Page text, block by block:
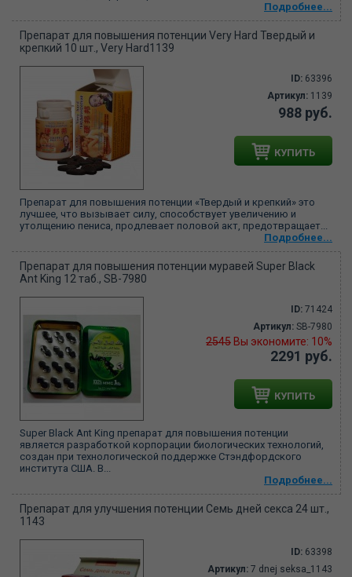
Подробнее...
Препарат для повышения потенции Very Hard Твердый и
крепкий 10 шт., Very Hard1139
ID: 63396
Артикул: 1139
988 руб.
КУПИТЬ
Препарат для повышения потенции «Твердый и крепкий» это
лучшее, что вызывает силу, способствует увеличению и
утолщению пениса, продлевает половой акт, предотвращает...
Подробнее...
Препарат для повышения потенции муравей Super Black
Ant King 12 таб., SB-7980
ID: 71424
Артикул: SB-7980
2545 Вы экономите: 10%
2291 руб.
КУПИТЬ
Super Black Ant King препарат для повышения потенции
является разработкой корпорации биологических технологий,
создан при технологической поддержке Стэндфордского
института США. В...
Подробнее...
Препарат для улучшения потенции Семь дней секса 24 шт.,
1143
ID: 63398
Артикул: 7 dnej seksa_1143